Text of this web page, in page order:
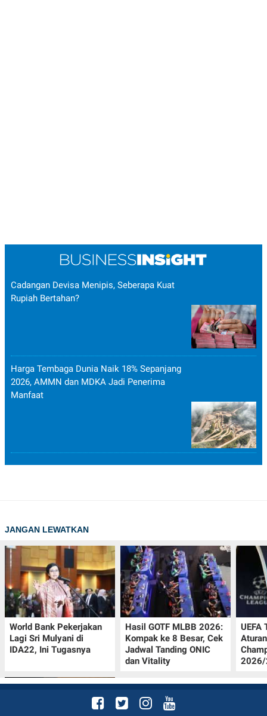
Cadangan Devisa Menipis, Seberapa Kuat
Rupiah Bertahan?
Harga Tembaga Dunia Naik 18% Sepanjang
2026, AMMN dan MDKA Jadi Penerima
Manfaat
JANGAN LEWATKAN
World Bank Pekerjakan
Lagi Sri Mulyani di
IDA22, Ini Tugasnya
Hasil GOTF MLBB 2026:
Kompak ke 8 Besar, Cek
Jadwal Tanding ONIC
dan Vitality
UEFA
2026/